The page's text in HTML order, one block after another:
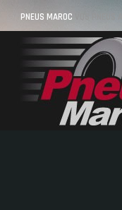
PNEUS MAROC VOS